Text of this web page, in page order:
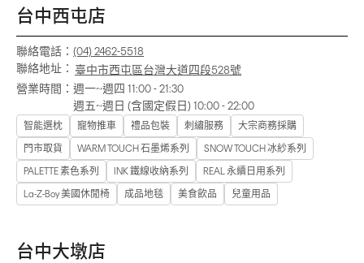
台中西屯店
聯絡電話： (04) 2462-5518
聯絡地址： 臺中市西屯區台灣大道四段528號
營業時間： 週一~週四 11:00 - 21:30
週五~週日 (含國定假日) 10:00 - 22:00
智能選枕 寵物推車 禮品包裝 刺繡服務
大宗商務採購
門市取貨
WARM TOUCH 石墨烯系列
SNOW TOUCH 冰紗系列
PALETTE 素色系列
INK 鐵線收納系列
REAL 永續日用系列
La-Z-Boy 美國休閒椅
成品地毯 美食飲品 兒童用品
台中大墩店